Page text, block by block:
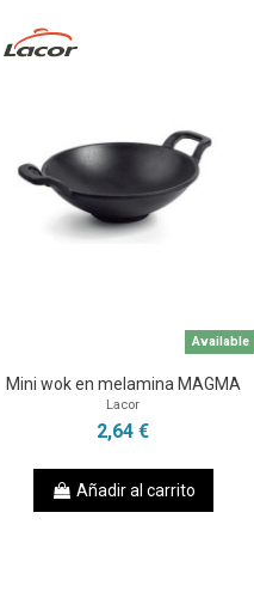
Available
Mini wok en melamina MAGMA
Lacor
2,64 €
Añadir al carrito